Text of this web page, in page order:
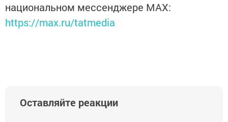
национальном мессенджере MАХ:
https://max.ru/tatmedia
Оставляйте реакции